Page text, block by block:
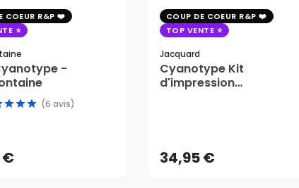
COEUR R&P
-
(6 avis)
€ AU PANIER
COUP DE COEUR R&P
TOP VENTE
Jacquard
Cyanotype Kit
d'impression
34,95 €AJOUTER AU PANIER